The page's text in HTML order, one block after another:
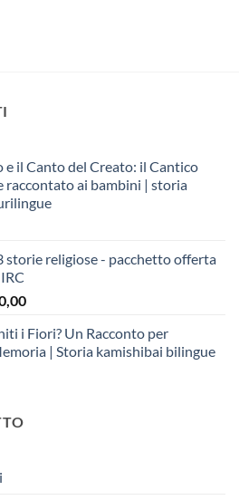
e il Canto del Creato: il Cantico
raccontato ai bambini | storia
storie religiose - pacchetto offerta
Il
attuale
è:
i Fiori? Un Racconto per
| Storia kamishibai bilingue